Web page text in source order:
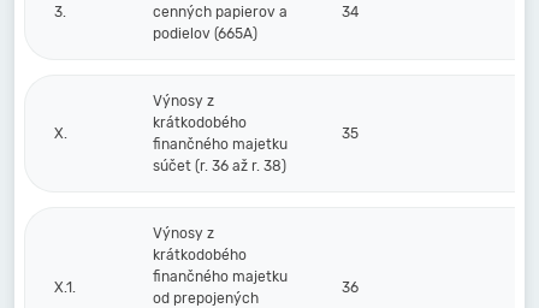
3.
cenných papierov a
podielov (665A)
34
X.
Výnosy z
krátkodobého
finančného majetku
súčet (r. 36 až r. 38)
35
X.1.
Výnosy z
krátkodobého
finančného majetku
od prepojených
36